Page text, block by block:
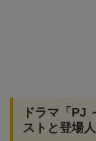
ドラマ「PJ
ストと登場